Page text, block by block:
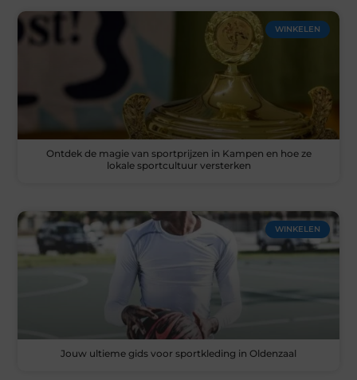
WINKELEN
Ontdek de magie van sportprijzen in Kampen en hoe ze
lokale sportcultuur versterken
WINKELEN
Jouw ultieme gids voor sportkleding in Oldenzaal